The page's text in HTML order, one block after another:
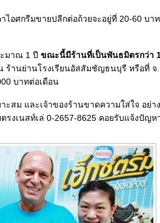
อศกรีมขายปลีกต่อถ้วยจะอยู่ที่ 20-60 บา
ะมาณ 1 ปี ขณะนี้มีร้านที่เป็นพันธมิตรกว่า
ร้านย่านโรงเรียนอัสสัมชัญธนบุรี หรือที่
บาทต่อเดือน
ะสม และเจ้าของร้านขาดความใส่ใจ อย่
งเนสท์เล่ 0-2657-8625 คอยรับแจ้งปัญห